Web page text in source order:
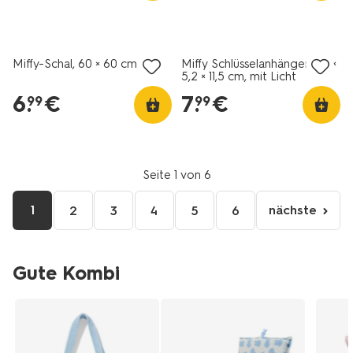
Miffy-Schal, 60 × 60 cm
6.
99€
Miffy Schlüsselanhänger 5,8 ×
5,2 × 11,5 cm, mit Licht
7.
99€
Seite 1 von 6
1 2 3 4 5 6
nächste
Seite
nächste
Gute Kombi